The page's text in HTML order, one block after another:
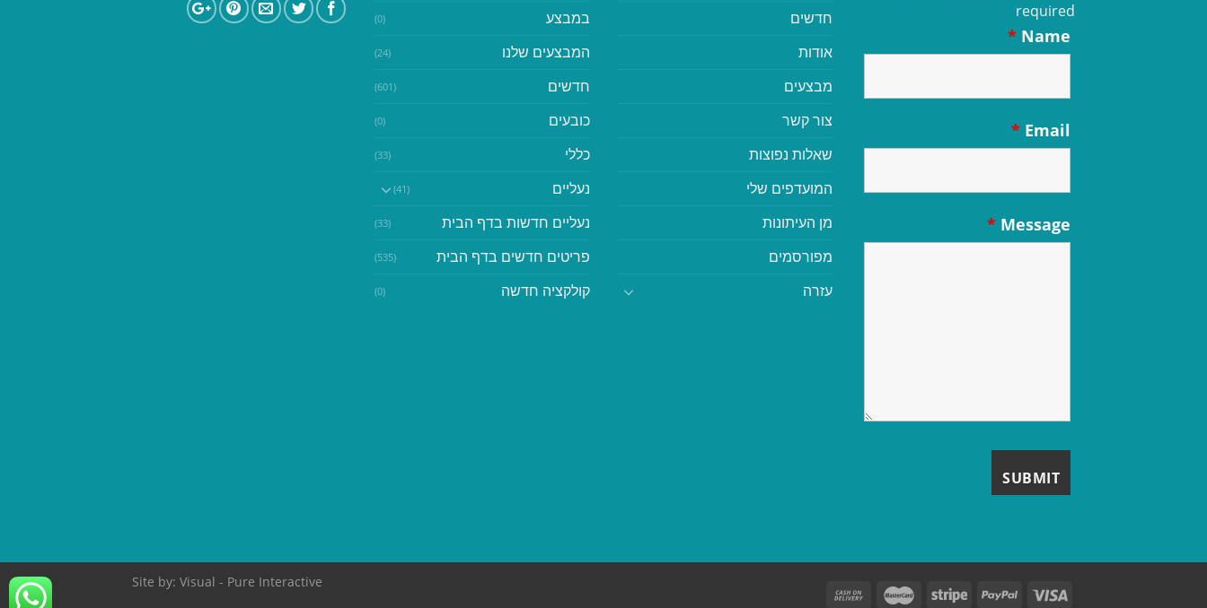
required
Name
*
Email
*
Message
*
חדשים
אודות
מבצעים
צור קשר
שאלות נפוצות
המועדפים שלי
מן העיתונות
מפורסמים
עזרה
במבצע (0)
המבצעים שלנו (24)
חדשים (601)
כובעים (0)
כללי (33)
נעליים (41)
נעליים חדשות בדף הבית (33)
פריטים חדשים בדף הבית (535)
קולקציה חדשה (0)
Site by: Visual - Pure Interactive